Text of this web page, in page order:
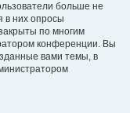
больше не
в них опросы
по многим
конференции. Вы
вами темы, в